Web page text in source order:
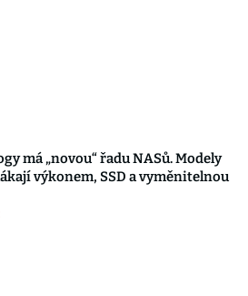
má „novou“ řadu NASů. Modely
výkonem, SSD a vyměnitelnou